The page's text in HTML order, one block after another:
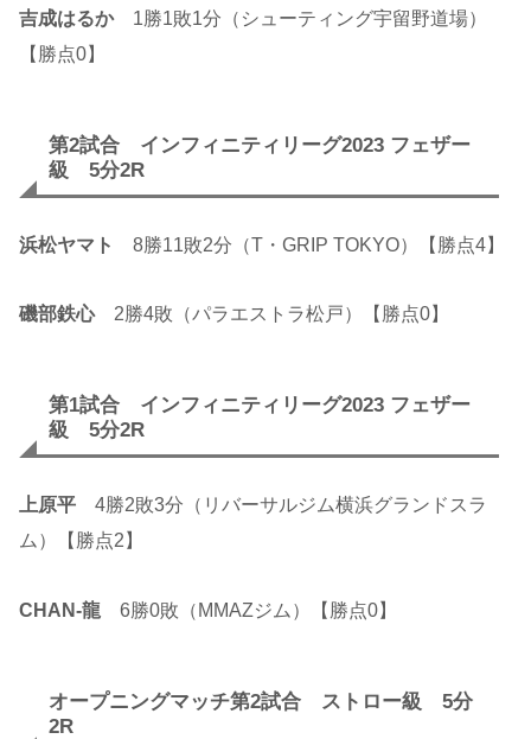
吉成はるか1勝1敗1分（シューティング宇留野道場）
【勝点0】
第2試合 インフィニティリーグ2023 フェザー
級 5分2R
浜松ヤマト 8勝11敗2分（T・GRIP TOKYO）【勝点4】
磯部鉄心2勝4敗（パラエストラ松戸）【勝点0】
第1試合 インフィニティリーグ2023 フェザー
級 5分2R
上原平 4勝2敗3分（リバーサルジム横浜グランドスラ
ム）【勝点2】
CHAN-龍 6勝0敗（MMAZジム）【勝点0】
オープニングマッチ第2試合 ストロー級 5分
2R